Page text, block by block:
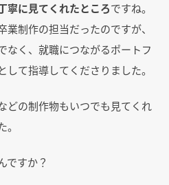
寧に見てくれたところですね。
制作の担当だったのですが、
なく、就職につながるポートフ
て指導してくださりました。
どの制作物もいつでも見てくれ
ですか？